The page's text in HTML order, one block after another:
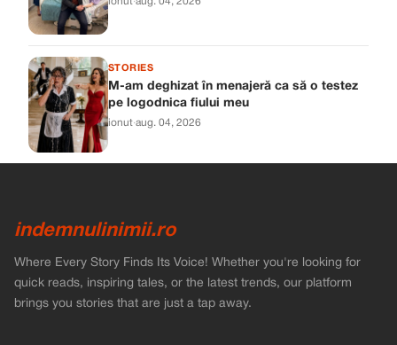
STORIES
M-am deghizat în menajeră ca să o testez
pe logodnica fiului meu
ionut·aug. 04, 2026
indemnulinimii.ro
Where Every Story Finds Its Voice! Whether you're looking for
quick reads, inspiring tales, or the latest trends, our platform
brings you stories that are just a tap away.